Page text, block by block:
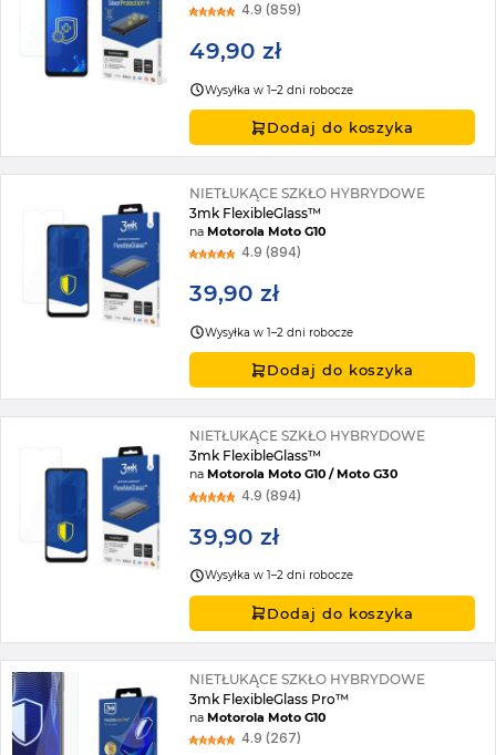
4.9 (859)
49,90 zł
Wysyłka w 1–2 dni robocze
Dodaj do koszyka
NIETŁUKĄCE SZKŁO HYBRYDOWE
3mk FlexibleGlass™
naMotorola Moto G10
4.9 (894)
39,90 zł
Wysyłka w 1–2 dni robocze
Dodaj do koszyka
NIETŁUKĄCE SZKŁO HYBRYDOWE
3mk FlexibleGlass™
naMotorola Moto G10 / Moto G30
4.9 (894)
39,90 zł
Wysyłka w 1–2 dni robocze
Dodaj do koszyka
NIETŁUKĄCE SZKŁO HYBRYDOWE
3mk FlexibleGlass Pro™
naMotorola Moto G10
4.9 (267)